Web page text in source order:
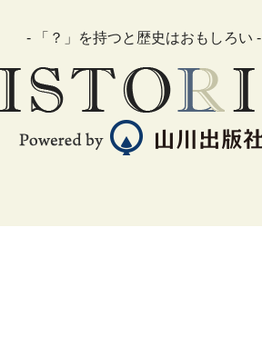
- 「？」を持つと歴史はおもしろい -